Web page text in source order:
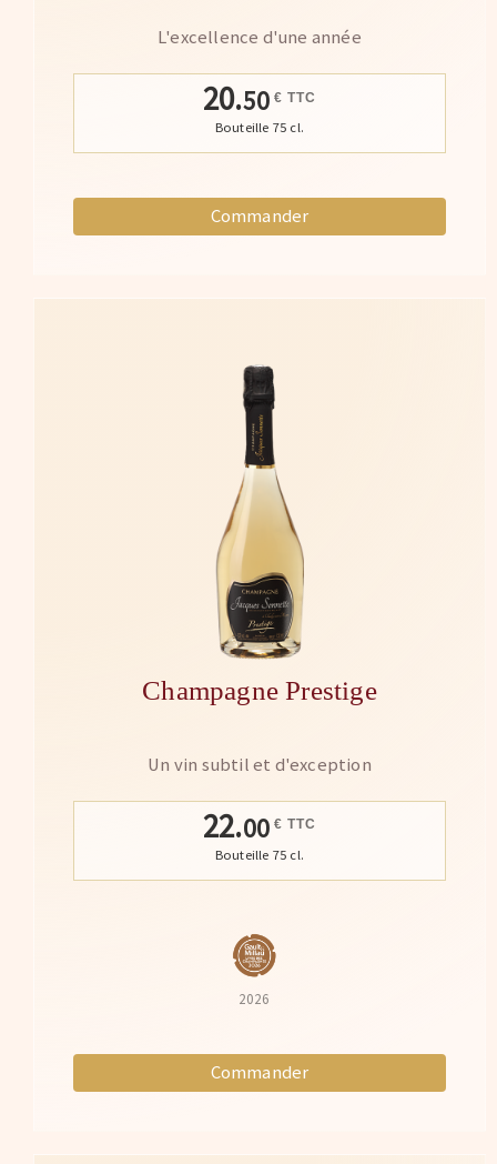
L'excellence d'une année
20.50 € TTC
Bouteille 75 cl.
Commander
Champagne Prestige
Un vin subtil et d'exception
22.00 € TTC
Bouteille 75 cl.
2026
Commander